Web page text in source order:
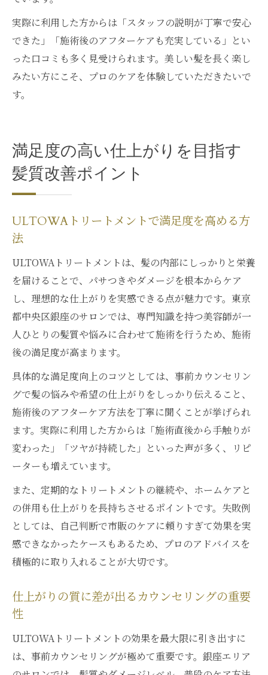
実際に利用した方からは「スタッフの説明が丁寧で安心
できた」「施術後のアフターケアも充実している」とい
った口コミも多く見受けられます。美しい髪を長く楽し
みたい方にこそ、プロのケアを体験していただきたいで
す。
満足度の高い仕上がりを目指す
髪質改善ポイント
ULTOWAトリートメントで満足度を高める方
法
ULTOWAトリートメントは、髪の内部にしっかりと栄養
を届けることで、パサつきやダメージを根本からケア
し、理想的な仕上がりを実感できる点が魅力です。東京
都中央区銀座のサロンでは、専門知識を持つ美容師が一
人ひとりの髪質や悩みに合わせて施術を行うため、施術
後の満足度が高まります。
具体的な満足度向上のコツとしては、事前カウンセリン
グで髪の悩みや希望の仕上がりをしっかり伝えること、
施術後のアフターケア方法を丁寧に聞くことが挙げられ
ます。実際に利用した方からは「施術直後から手触りが
変わった」「ツヤが持続した」といった声が多く、リピ
ーターも増えています。
また、定期的なトリートメントの継続や、ホームケアと
の併用も仕上がりを長持ちさせるポイントです。失敗例
としては、自己判断で市販のケアに頼りすぎて効果を実
感できなかったケースもあるため、プロのアドバイスを
積極的に取り入れることが大切です。
仕上がりの質に差が出るカウンセリングの重要
性
ULTOWAトリートメントの効果を最大限に引き出すに
は、事前カウンセリングが極めて重要です。銀座エリア